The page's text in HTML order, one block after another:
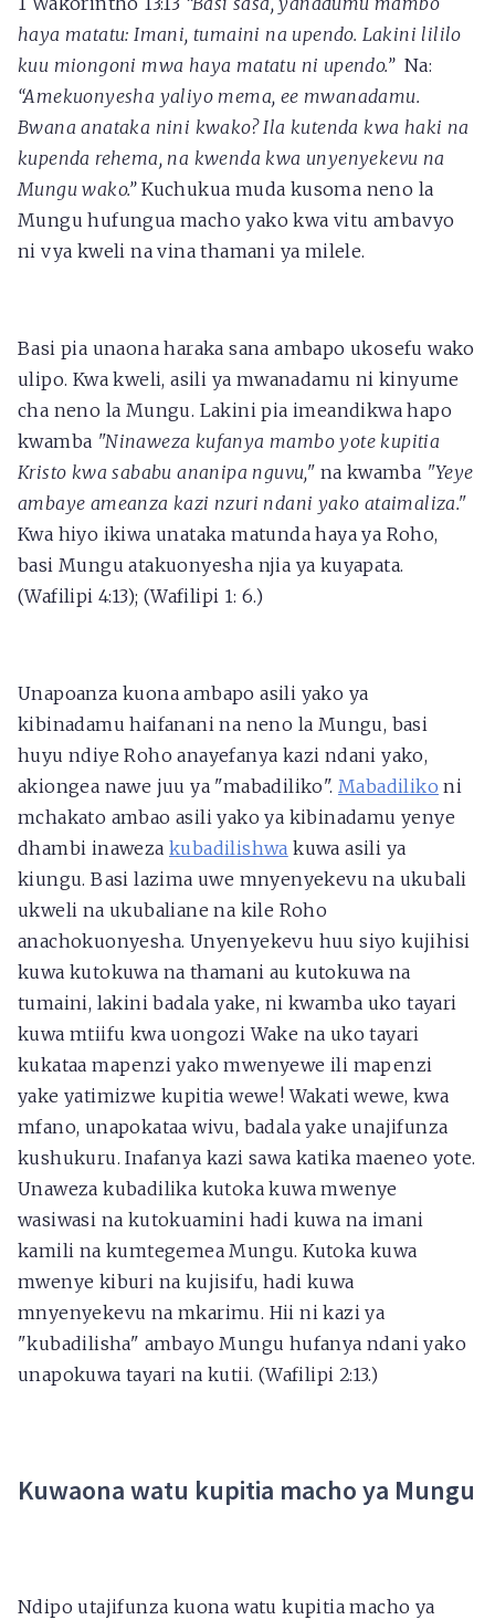
haya matatu: Imani, tumaini na upendo. Lakini lililo
kuu miongoni mwa haya matatu ni upendo.”Na:
“Amekuonyesha yaliyo mema, ee mwanadamu.
Bwana anataka nini kwako? Ila kutenda kwa haki na
kupenda rehema, na kwenda kwa unyenyekevu na
Mungu wako.”Kuchukua muda kusoma neno la
Mungu hufungua macho yako kwa vitu ambavyo
ni vya kweli na vina thamani ya milele.
Basi pia unaona haraka sana ambapo ukosefu wako
ulipo. Kwa kweli, asili ya mwanadamu ni kinyume
cha neno la Mungu. Lakini pia imeandikwa hapo
kwamba "Ninaweza kufanya mambo yote kupitia
Kristo kwa sababu ananipa nguvu," na kwamba "Yeye
ambaye ameanza kazi nzuri ndani yako ataimaliza."
Kwa hiyo ikiwa unataka matunda haya ya Roho,
basi Mungu atakuonyesha njia ya kuyapata.
(Wafilipi 4:13); (Wafilipi 1: 6.)
Unapoanza kuona ambapo asili yako ya
kibinadamu haifanani na neno la Mungu, basi
huyu ndiye Roho anayefanya kazi ndani yako,
akiongea nawe juu ya "mabadiliko". Mabadiliko ni
mchakato ambao asili yako ya kibinadamu yenye
dhambi inaweza kubadilishwa kuwa asili ya
kiungu. Basi lazima uwe mnyenyekevu na ukubali
ukweli na ukubaliane na kile Roho
anachokuonyesha. Unyenyekevu huu siyo kujihisi
kuwa kutokuwa na thamani au kutokuwa na
tumaini, lakini badala yake, ni kwamba uko tayari
kuwa mtiifu kwa uongozi Wake na uko tayari
kukataa mapenzi yako mwenyewe ili mapenzi
yake yatimizwe kupitia wewe! Wakati wewe, kwa
mfano, unapokataa wivu, badala yake unajifunza
kushukuru. Inafanya kazi sawa katika maeneo yote.
Unaweza kubadilika kutoka kuwa mwenye
wasiwasi na kutokuamini hadi kuwa na imani
kamili na kumtegemea Mungu. Kutoka kuwa
mwenye kiburi na kujisifu, hadi kuwa
mnyenyekevu na mkarimu. Hii ni kazi ya
"kubadilisha" ambayo Mungu hufanya ndani yako
unapokuwa tayari na kutii. (Wafilipi 2:13.)
Kuwaona watu kupitia macho ya Mungu
Ndipo utajifunza kuona watu kupitia macho ya